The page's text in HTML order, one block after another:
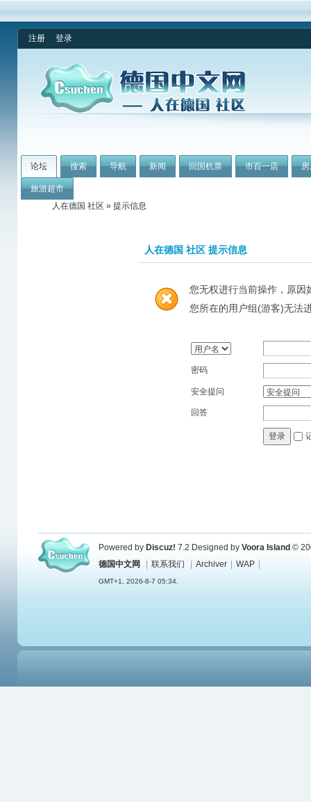
注册 登录
论坛 搜索 导航 新闻 回国机票 市百一店
旅游超市
人在德国 社区 » 提示信息
人在德国 社区 提示信息
您无权进行当前操作，原因
您所在的用户组(游客)无法
密码
安全提问
回答
登录
Powered by Discuz! 7.2 Designed by Voora Island ©
德国中文网
联系我们 Archiver WAP
GMT+1, 2026-8-7 05:34.